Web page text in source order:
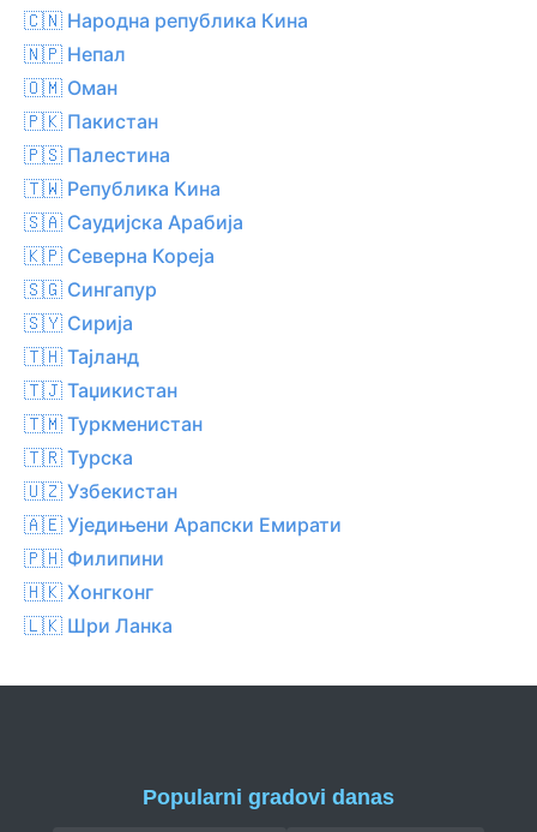
🇨🇳 Народна република Кина
🇳🇵 Непал
🇴🇲 Оман
🇵🇰 Пакистан
🇵🇸 Палестина
🇹🇼 Република Кина
🇸🇦 Саудијска Арабија
🇰🇵 Северна Кореја
🇸🇬 Сингапур
🇸🇾 Сирија
🇹🇭 Тајланд
🇹🇯 Таџикистан
🇹🇲 Туркменистан
🇹🇷 Турска
🇺🇿 Узбекистан
🇦🇪 Уједињени Арапски Емирати
🇵🇭 Филипини
🇭🇰 Хонгконг
🇱🇰 Шри Ланка
Popularni gradovi danas